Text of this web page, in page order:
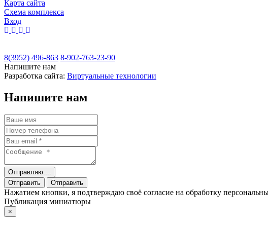
Карта сайта
Cхема комплекса
Вход
8(3952) 496-863 8-902-763-23-90
Напишите нам
Разработка сайта: Виртуальные технологии
Напишите нам
Отправляю....
Отправить
Отправить
Нажатием кнопки, я подтверждаю своё согласие на обработку
Публикация миниатюры
×